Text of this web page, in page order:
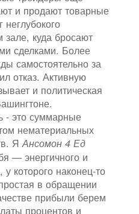
и продают товарные
неглубокого
зале, куда бросают
сделками. Более
самостоятельно за
отказ. Активную
и политическая
- это суммарные
нематериальных
ЯАнсомон 4 Ед
— энергичного и
которого наконец-то
в обращении
прибыли берем
процентов и